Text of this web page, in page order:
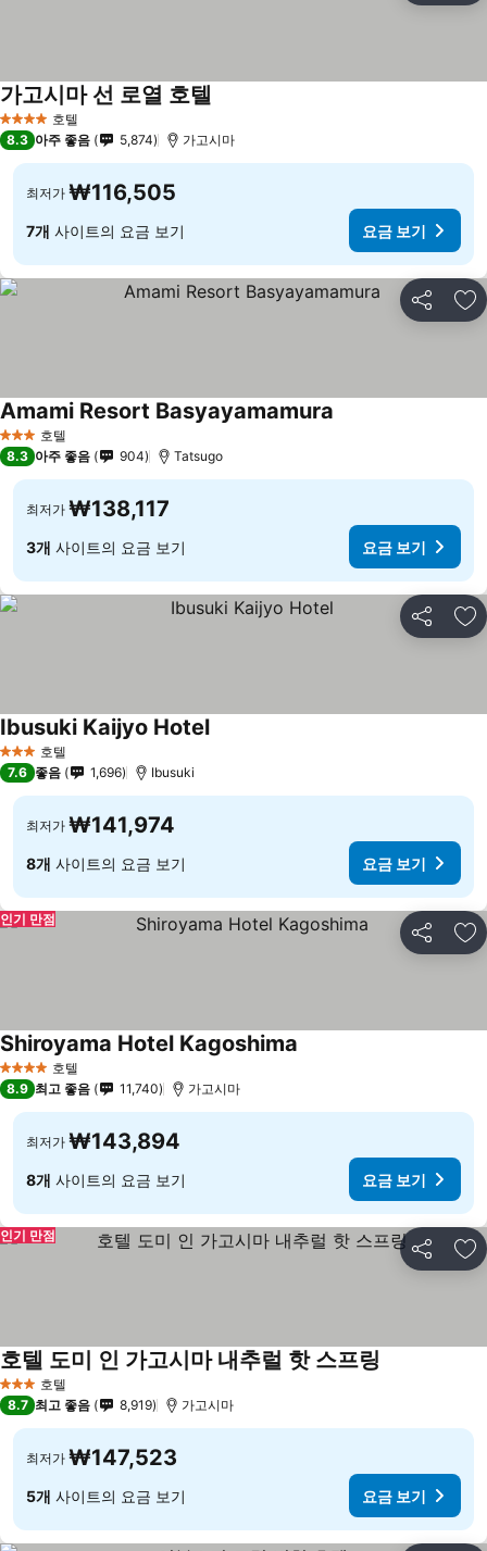
4 성급 호텔
가고시마 선 로열 호텔
8.3 아주 좋음 5,874 가고시마
최저가 ₩116,505
7개 사이트의 요금 보기 요금 보기
공유 즐
3 성급 호텔
Amami Resort Basyayamamura
8.3 아주 좋음 904 Tatsugo
최저가 ₩138,117
3개 사이트의 요금 보기 요금 보기
공유 즐
3 성급 호텔
Ibusuki Kaijyo Hotel요금 보기
7.6 좋음 1,696 Ibusuki
최저가 ₩141,974
8개 사이트의 요금 보기 요금 보기
공유 즐
인기 만점
4 성급 호텔
Shiroyama Hotel Kagoshima
8.9 최고 좋음 11,740 가고시마
최저가 ₩143,894
8개 사이트의 요금 보기 요금 보기
공유 즐
인기 만점
3 성급 호텔
호텔 도미 인 가고시마 내추럴 핫 스프링
8.7 최고 좋음 8,919 가고시마
최저가 ₩147,523
5개 사이트의 요금 보기 요금 보기